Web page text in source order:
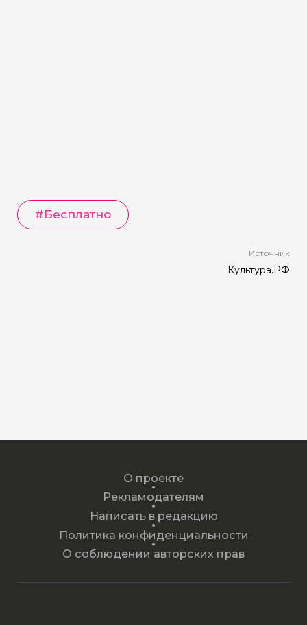
#Бесплатно
Источник
Культура.РФ
О проекте
Рекламодателям
Написать в редакцию
Политика конфиденциальности
О соблюдении авторских прав